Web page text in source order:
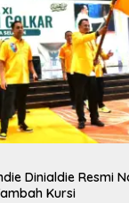
Dinialdie Resmi
Kursi